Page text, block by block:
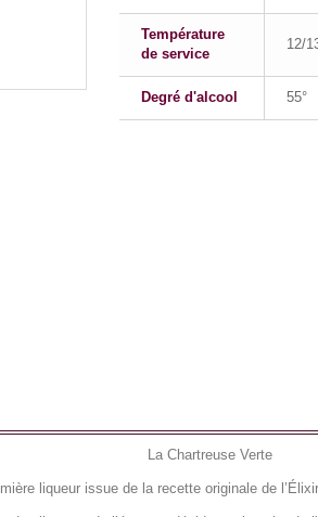
Température
de service
12/
Degré d'alcool 55°
La Chartreuse Verte
liqueur issue de la recette originale de